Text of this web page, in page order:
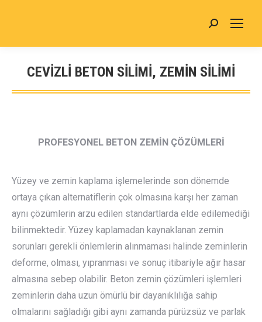
Search:
CEVIZLI BETON SİLİMİ, ZEMİN SİLİMİ
You are here:
PROFESYONEL BETON ZEMİN ÇÖZÜMLERİ
Yüzey ve zemin kaplama işlemelerinde son dönemde
ortaya çıkan alternatiflerin çok olmasına karşı her zaman
aynı çözümlerin arzu edilen standartlarda elde edilemediği
bilinmektedir. Yüzey kaplamadan kaynaklanan zemin
sorunları gerekli önlemlerin alınmaması halinde zeminlerin
deforme, olması, yıpranması ve sonuç itibariyle ağır hasar
almasına sebep olabilir. Beton zemin çözümleri işlemleri
zeminlerin daha uzun ömürlü bir dayanıklılığa sahip
olmalarını sağladığı gibi aynı zamanda pürüzsüz ve parlak